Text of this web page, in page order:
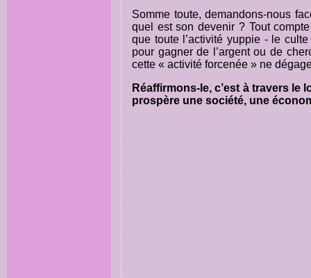
Somme toute, demandons-nous
quel est son devenir ? Tout
que toute l’activité yuppie - le
pour gagner de l’argent ou de
cette « activité forcenée » ne
Réaffirmons-le, c’est à travers le
prospère une société, une